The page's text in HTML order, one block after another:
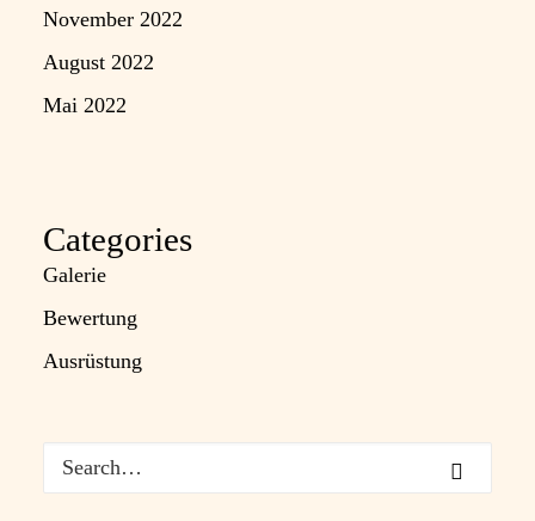
November 2022
August 2022
Mai 2022
Categories
Galerie
Bewertung
Ausrüstung